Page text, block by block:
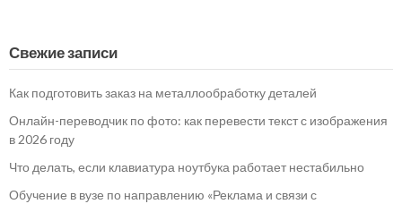
Свежие записи
Как подготовить заказ на металлообработку деталей
Онлайн-переводчик по фото: как перевести текст с изображения
в 2026 году
Что делать, если клавиатура ноутбука работает нестабильно
Обучение в вузе по направлению «Реклама и связи с